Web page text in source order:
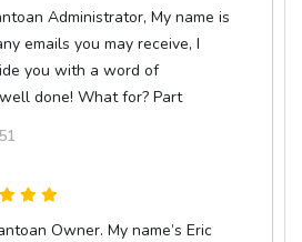
Administrator, My name is
emails you may receive, I
you with a word of
done! What for? Part
Owner. My name’s Eric